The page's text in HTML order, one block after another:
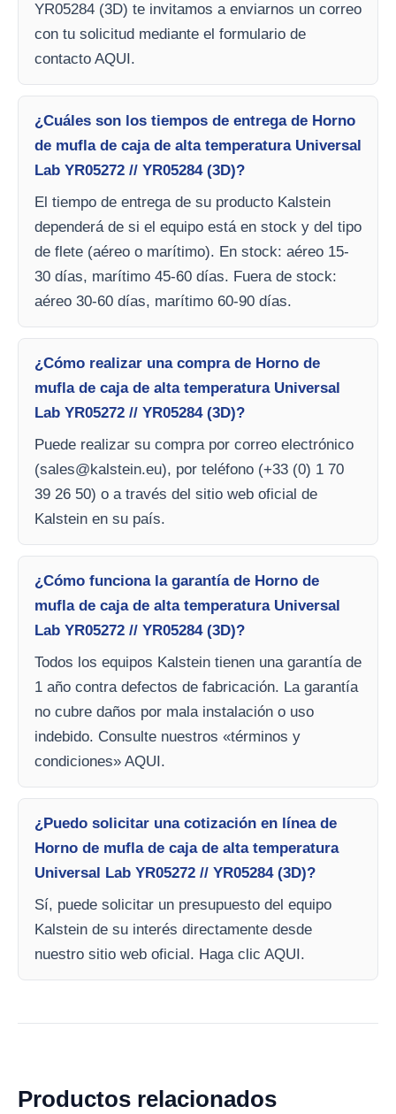
YR05284 (3D) te invitamos a enviarnos un correo
con tu solicitud mediante el formulario de
contacto AQUI.
¿Cuáles son los tiempos de entrega de Horno
de mufla de caja de alta temperatura Universal
Lab YR05272 // YR05284 (3D)?
El tiempo de entrega de su producto Kalstein
dependerá de si el equipo está en stock y del tipo
de flete (aéreo o marítimo). En stock: aéreo 15-
30 días, marítimo 45-60 días. Fuera de stock:
aéreo 30-60 días, marítimo 60-90 días.
¿Cómo realizar una compra de Horno de
mufla de caja de alta temperatura Universal
Lab YR05272 // YR05284 (3D)?
Puede realizar su compra por correo electrónico
(sales@kalstein.eu), por teléfono (+33 (0) 1 70
39 26 50) o a través del sitio web oficial de
Kalstein en su país.
¿Cómo funciona la garantía de Horno de
mufla de caja de alta temperatura Universal
Lab YR05272 // YR05284 (3D)?
Todos los equipos Kalstein tienen una garantía de
1 año contra defectos de fabricación. La garantía
no cubre daños por mala instalación o uso
indebido. Consulte nuestros «términos y
condiciones» AQUI.
¿Puedo solicitar una cotización en línea de
Horno de mufla de caja de alta temperatura
Universal Lab YR05272 // YR05284 (3D)?
Sí, puede solicitar un presupuesto del equipo
Kalstein de su interés directamente desde
nuestro sitio web oficial. Haga clic AQUI.
Productos relacionados